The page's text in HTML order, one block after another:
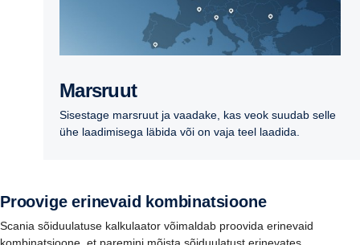
Marsruut
Sisestage marsruut ja vaadake, kas veok suudab selle
ühe laadimisega läbida või on vaja teel laadida.
Proovige erinevaid kombinatsioone
Scania sõiduulatuse kalkulaator võimaldab proovida erinevaid
kombinatsioone, et paremini mõista sõiduulatust erinevates